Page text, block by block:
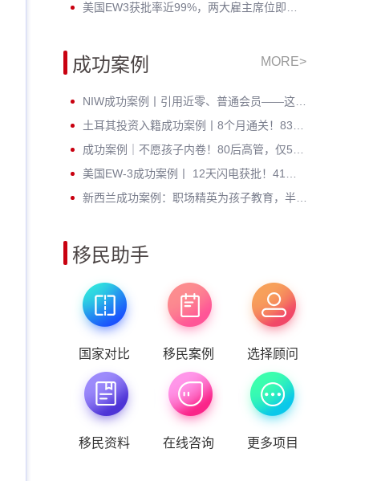
成功案例 MORE>
移民助手
国家对比 移民案例 选择顾问
移民资料 在线咨询 更多项目